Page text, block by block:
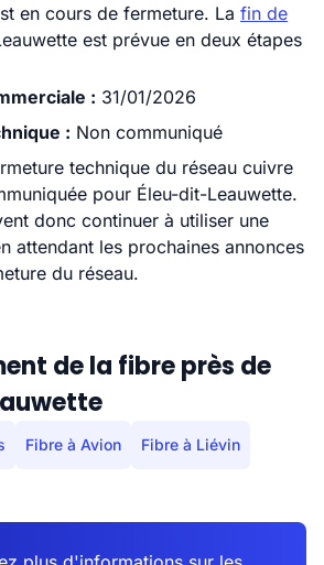
en cours de fermeture. La fin de
est prévue en deux étapes
: 31/01/2026
: Non communiqué
technique du réseau cuivre
pour Éleu-dit-Leauwette.
donc continuer à utiliser une
attendant les prochaines annonces
du réseau.
de la fibre près de
Fibre à Avion Fibre à Liévin